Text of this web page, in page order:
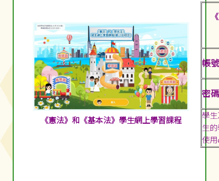
《憲法》和《基本法》學生網上學習課程
帳
密
學
生
使